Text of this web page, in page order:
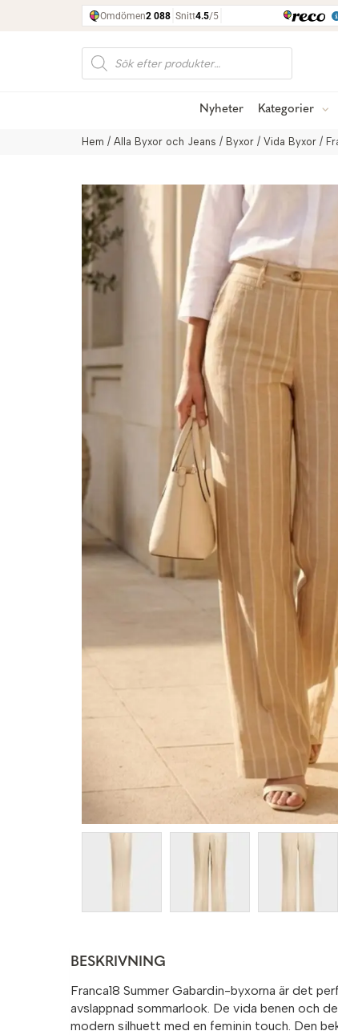
Produktsökning
Nyheter Kategorier
Hem / Alla Byxor och Jeans / Byxor / Vida Byxor /
BESKRIVNING
Franca18 Summer Gabardin-byxorna är det
avslappnad sommarlook. De vida benen och
modern silhuett med en feminin touch. Den